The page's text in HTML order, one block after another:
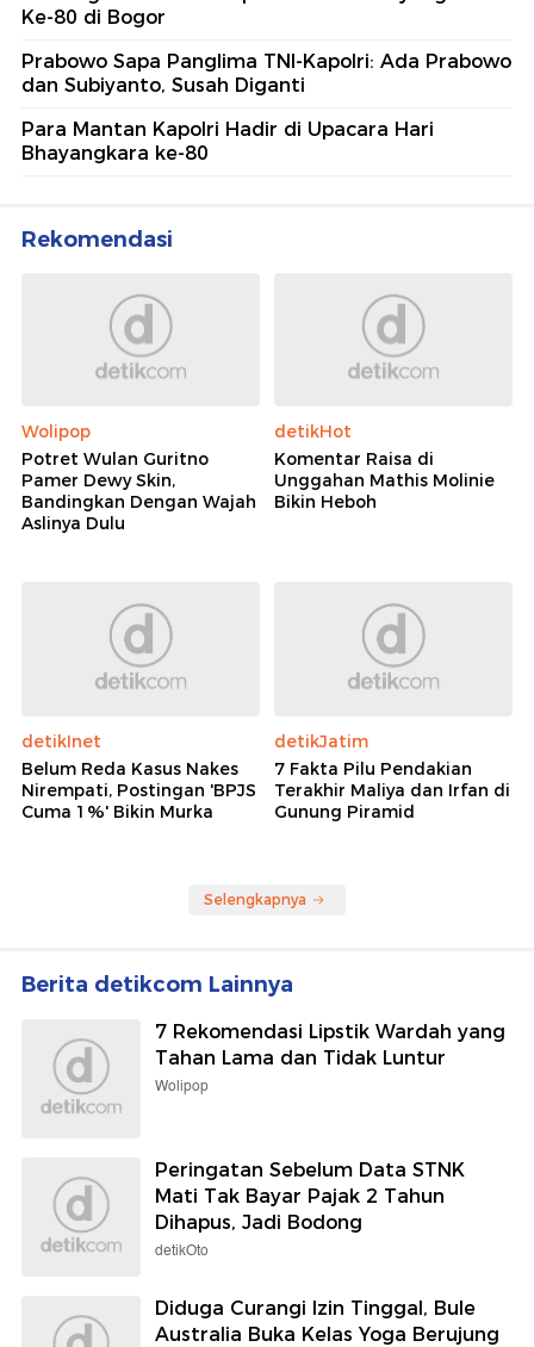
Ke-80 di Bogor
Prabowo Sapa Panglima TNI-Kapolri: Ada Prabowo
dan Subiyanto, Susah Diganti
Para Mantan Kapolri Hadir di Upacara Hari
Bhayangkara ke-80
Rekomendasi
Wolipop
Potret Wulan Guritno
Pamer Dewy Skin,
Bandingkan Dengan Wajah
Aslinya Dulu
detikHot
Komentar Raisa di
Unggahan Mathis Molinie
Bikin Heboh
detikInet
Belum Reda Kasus Nakes
Nirempati, Postingan 'BPJS
Cuma 1%' Bikin Murka
detikJatim
7 Fakta Pilu Pendakian
Terakhir Maliya dan Irfan di
Gunung Piramid
Selengkapnya
Berita detikcom Lainnya
7 Rekomendasi Lipstik Wardah yang
Tahan Lama dan Tidak Luntur
Wolipop
Peringatan Sebelum Data STNK
Mati Tak Bayar Pajak 2 Tahun
Dihapus, Jadi Bodong
detikOto
Diduga Curangi Izin Tinggal, Bule
Australia Buka Kelas Yoga Berujung